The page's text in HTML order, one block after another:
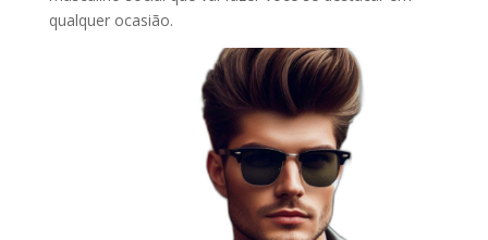
qualquer ocasião.